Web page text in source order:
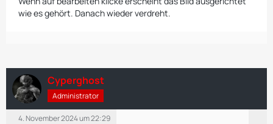
wie es gehört. Danach wieder verdreht.
Cyperghost
Administrator
4. November 2024 um 22:29